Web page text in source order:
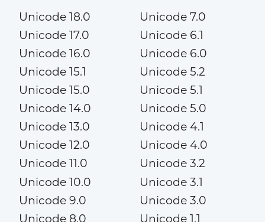
Unicode 18.0
Unicode 17.0
Unicode 16.0
Unicode 15.1
Unicode 15.0
Unicode 14.0
Unicode 13.0
Unicode 12.0
Unicode 11.0
Unicode 10.0
Unicode 9.0
Unicode 8.0
Unicode 7.0
Unicode 6.1
Unicode 6.0
Unicode 5.2
Unicode 5.1
Unicode 5.0
Unicode 4.1
Unicode 4.0
Unicode 3.2
Unicode 3.1
Unicode 3.0
Unicode 1.1